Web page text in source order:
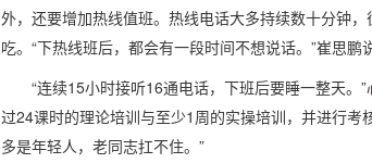
外，还要增加热线值班。热线电话大多持续数十分钟
吃。“下热线班后，都会有一段时间不想说话。”崔思鹏说
“连续15小时接听16通电话，下班后要睡一整天。
过24课时的理论培训与至少1周的实操培训，并进行考
多是年轻人，老同志扛不住。”